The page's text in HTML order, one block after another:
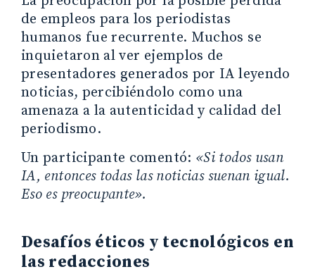
de empleos para los periodistas
humanos fue recurrente. Muchos se
inquietaron al ver ejemplos de
presentadores generados por IA leyendo
noticias, percibiéndolo como una
amenaza a la autenticidad y calidad del
periodismo.
Un participante comentó: «Si todos usan
IA, entonces todas las noticias suenan igual.
Eso es preocupante».
Desafíos éticos y tecnológicos en
las redacciones